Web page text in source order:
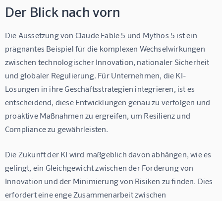
Der Blick nach vorn
Die Aussetzung von Claude Fable 5 und Mythos 5 ist ein
prägnantes Beispiel für die komplexen Wechselwirkungen
zwischen technologischer Innovation, nationaler Sicherheit
und globaler Regulierung. Für Unternehmen, die KI-
Lösungen in ihre Geschäftsstrategien integrieren, ist es
entscheidend, diese Entwicklungen genau zu verfolgen und
proaktive Maßnahmen zu ergreifen, um Resilienz und
Compliance zu gewährleisten.
Die Zukunft der KI wird maßgeblich davon abhängen, wie es
gelingt, ein Gleichgewicht zwischen der Förderung von
Innovation und der Minimierung von Risiken zu finden. Dies
erfordert eine enge Zusammenarbeit zwischen